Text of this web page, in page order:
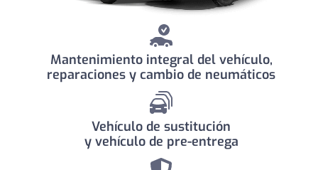
Mantenimiento integral del vehículo,
reparaciones y cambio de neumáticos
Vehículo de sustitución
y vehículo de pre-entrega